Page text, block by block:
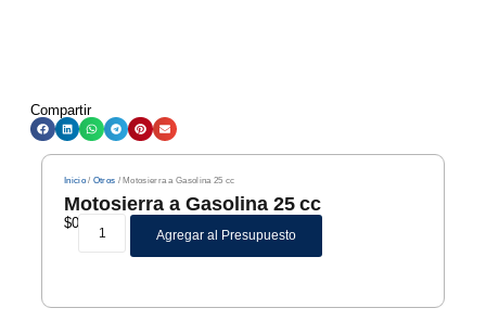
Compartir
Inicio/ Otros / Motosierra a Gasolina 25 cc
Motosierra a Gasolina 25 cc
$0
Agregar al Presupuesto